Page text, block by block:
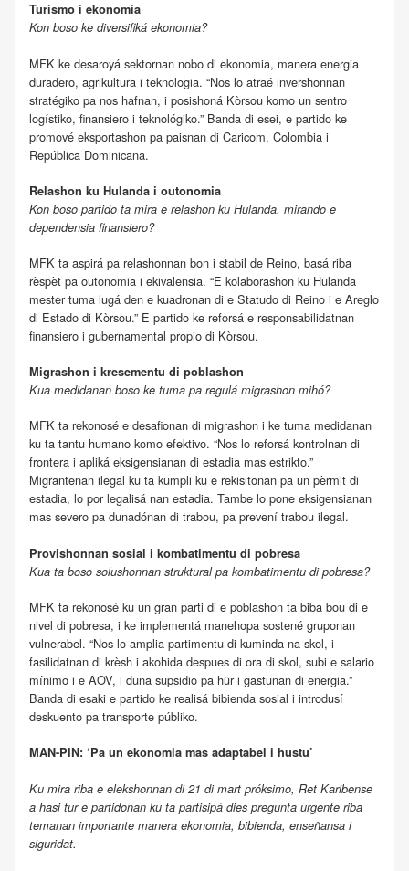
Turismo i ekonomia
Kon boso ke diversifiká ekonomia?
MFK ke desaroyá sektornan nobo di ekonomia, manera energia
duradero, agrikultura i teknologia. “Nos lo atraé invershonnan
stratégiko pa nos hafnan, i posishoná Kòrsou komo un sentro
logístiko, finansiero i teknológiko.” Banda di esei, e partido ke
promové eksportashon pa paisnan di Caricom, Colombia i
República Dominicana.
Relashon ku Hulanda i outonomia
Kon boso partido ta mira e relashon ku Hulanda, mirando e
dependensia finansiero?
MFK ta aspirá pa relashonnan bon i stabil de Reino, basá riba
rèspèt pa outonomia i ekivalensia. “E kolaborashon ku Hulanda
mester tuma lugá den e kuadronan di e Statudo di Reino i e Areglo
di Estado di Kòrsou.” E partido ke reforsá e responsabilidatnan
finansiero i gubernamental propio di Kòrsou.
Migrashon i kresementu di poblashon
Kua medidanan boso ke tuma pa regulá migrashon mihó?
MFK ta rekonosé e desafionan di migrashon i ke tuma medidanan
ku ta tantu humano komo efektivo. “Nos lo reforsá kontrolnan di
frontera i apliká eksigensianan di estadia mas estrikto.”
Migrantenan ilegal ku ta kumpli ku e rekisitonan pa un pèrmit di
estadia, lo por legalisá nan estadia. Tambe lo pone eksigensianan
mas severo pa dunadónan di trabou, pa prevení trabou ilegal.
Provishonnan sosial i kombatimentu di pobresa
Kua ta boso solushonnan struktural pa kombatimentu di pobresa?
MFK ta rekonosé ku un gran parti di e poblashon ta biba bou di e
nivel di pobresa, i ke implementá manehopa sostené gruponan
vulnerabel. “Nos lo amplia partimentu di kuminda na skol, i
fasilidatnan di krèsh i akohida despues di ora di skol, subi e salario
mínimo i e AOV, i duna supsidio pa hür i gastunan di energia.”
Banda di esaki e partido ke realisá bibienda sosial i introdusí
deskuento pa transporte públiko.
MAN-PIN: ‘Pa un ekonomia mas adaptabel i hustu’
Ku mira riba e elekshonnan di 21 di mart próksimo, Ret Karibense
a hasi tur e partidonan ku ta partisipá dies pregunta urgente riba
temanan importante manera ekonomia, bibienda, enseñansa i
siguridat.